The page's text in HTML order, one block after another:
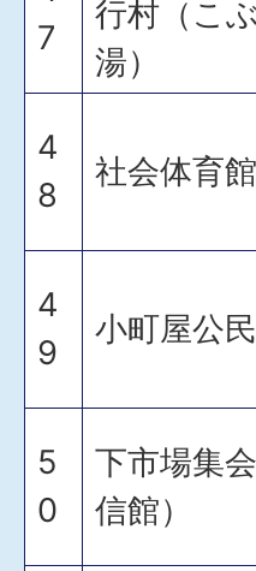
7
行村（こ
湯）
4
8
社会体育館
4
9
小町屋公
5
0
下市場集
信館）